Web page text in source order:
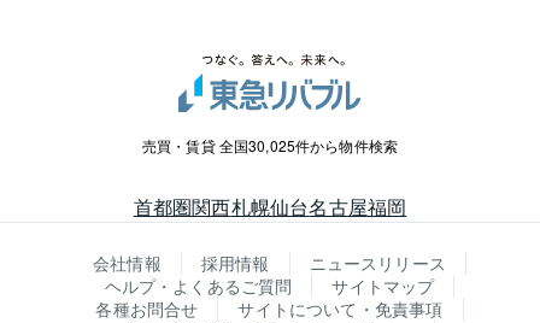
売買・賃貸 全国30,025件から物件検索
首都圏関西札幌仙台名古屋福岡
会社情報 採用情報
ニュースリリース
ヘルプ・よくあるご質問
サイトマップ
各種お問合せ
サイトについて・免責事項